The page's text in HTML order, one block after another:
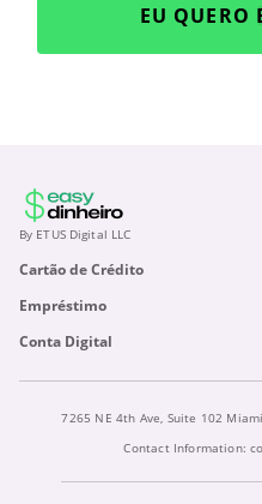
EU QUERO
By ETUS Digital LLC
Cartão de Crédito
Empréstimo
Conta Digital
7265 NE 4th Ave, Suite 102
Contact Information: